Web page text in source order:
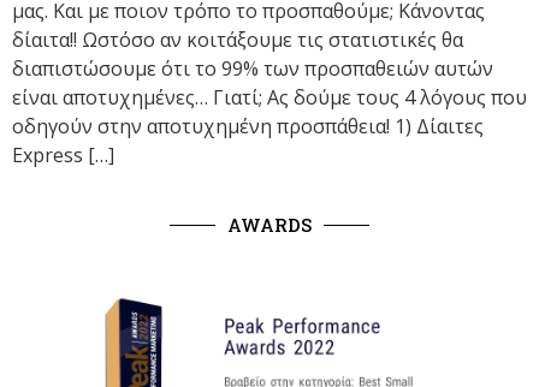
μας. Και με ποιον τρόπο το προσπαθούμε; Κάνοντας
δίαιτα!! Ωστόσο αν κοιτάξουμε τις στατιστικές θα
διαπιστώσουμε ότι το 99% των προσπαθειών αυτών
είναι αποτυχημένες… Γιατί; Ας δούμε τους 4 λόγους που
οδηγούν στην αποτυχημένη προσπάθεια! 1) Δίαιτες
Express […]
AWARDS